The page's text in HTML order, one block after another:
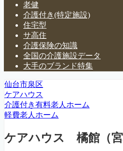
老健
介護付き(特定施設)
住宅型
サ高住
介護保険の知識
全国の介護施設データ
大手のブランド特集
仙台市泉区
ケアハウス
介護付き有料老人ホーム
軽費老人ホーム
ケアハウス 橘館（宮